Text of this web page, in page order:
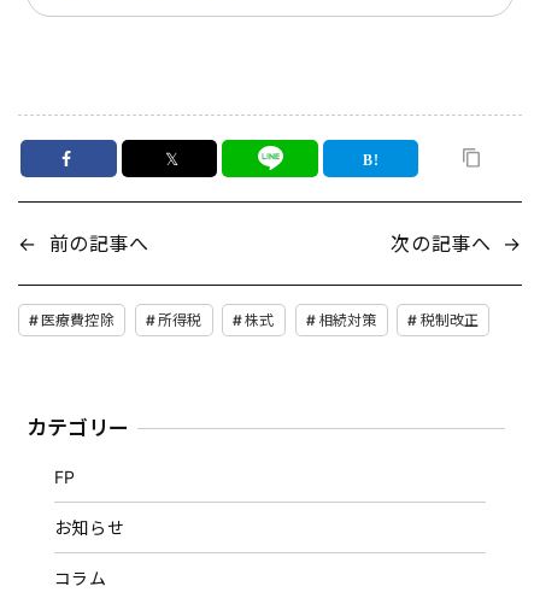
𝕏
← 前の記事へ 次の記事へ →
医療費控除 所得税 株式 相続対策 税制改正
カテゴリー
FP
お知らせ
コラム